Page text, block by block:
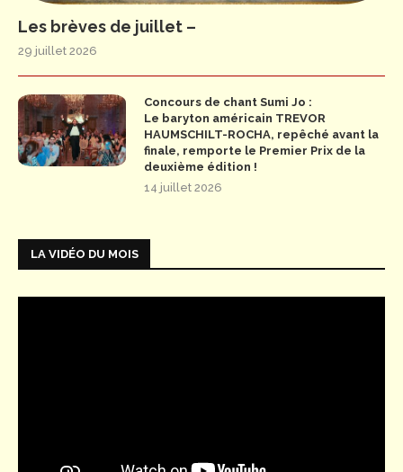
Les brèves de juillet –
29 juillet 2026
Concours de chant Sumi Jo :
Le baryton américain TREVOR
HAUMSCHILT-ROCHA, repêché avant la
finale, remporte le Premier Prix de la
deuxième édition !
14 juillet 2026
LA VIDÉO DU MOIS